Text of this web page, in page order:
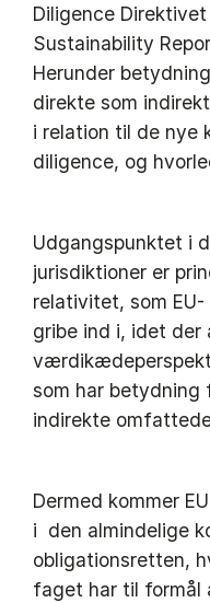
Diligence
Sustainability
Herunder
direkte som
i relation til de nye
diligence, og
Udgangspunktet i
jurisdiktioner er
relativitet, som
gribe ind i, idet
som har betydning
indirekte
Dermed kommer
i den almindelige
obligationsretten,
faget har til formål